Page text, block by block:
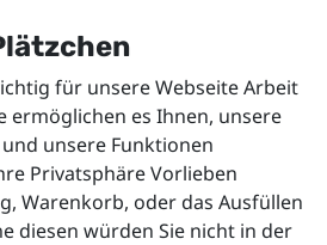
für unsere Webseite Arbeit
ermöglichen es Ihnen, unsere
unsere Funktionen
Privatsphäre Vorlieben
Warenkorb, oder das Ausfüllen
diesen würden Sie nicht in der